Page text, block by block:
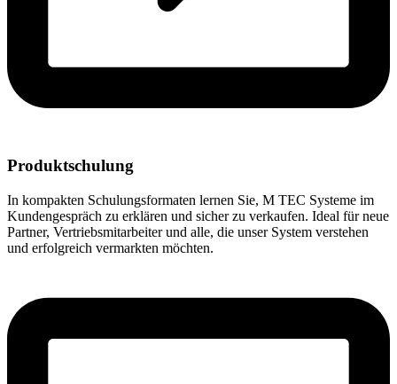
Produktschulung
In kompakten Schulungsformaten lernen Sie, M TEC Systeme im
Kundengespräch zu erklären und sicher zu verkaufen. Ideal für neue
Partner, Vertriebsmitarbeiter und alle, die unser System verstehen
und erfolgreich vermarkten möchten.